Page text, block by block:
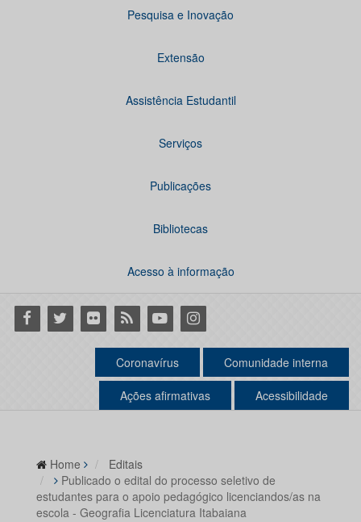
Pesquisa e Inovação
Extensão
Assistência Estudantil
Serviços
Publicações
Bibliotecas
Acesso à informação
Facebook
Twitter Flickr RSS YoutubeInstagram
Coronavírus Comunidade interna
Ações afirmativas Acessibilidade
Home
Editais
Publicado o edital do processo seletivo de
estudantes para o apoio pedagógico licenciandos/as na
escola - Geografia Licenciatura Itabaiana